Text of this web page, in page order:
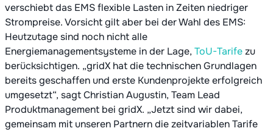
verschiebt das EMS flexible Lasten in Zeiten niedriger
Strompreise. Vorsicht gilt aber bei der Wahl des EMS:
Heutzutage sind noch nicht alle
Energiemanagementsysteme in der Lage, ToU-Tarifezu
berücksichtigen. „gridX hat die technischen Grundlagen
bereits geschaffen und erste Kundenprojekte erfolgreich
umgesetzt“, sagt Christian Augustin, Team Lead
Produktmanagement bei gridX. „Jetzt sind wir dabei,
gemeinsam mit unseren Partnern die zeitvariablen Tarife